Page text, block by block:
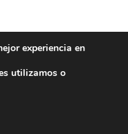
experiencia en
utilizamos o